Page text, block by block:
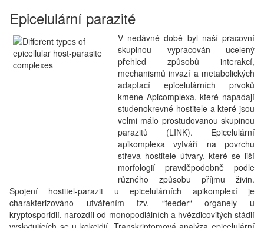
Epicelulární parazité
V nedávné době byl naší pracovní
skupinou vypracován ucelený
přehled způsobů interakcí,
mechanismů invazí a metabolických
adaptací epicelulárních prvoků
kmene Apicomplexa, které napadají
studenokrevné hostitele a které jsou
velmi málo prostudovanou skupinou
parazitů (LINK). Epicelulární
apikomplexa vytváří na povrchu
střeva hostitele útvary, které se liší
morfologií pravděpodobně podle
různého způsobu příjmu živin.
Spojení hostitel-parazit u epicelulárních apikomplexí je
charakterizováno utvářením tzv. “feeder“ organely u
kryptosporidií, narozdíl od monopodiálních a hvězdicovitých stádií